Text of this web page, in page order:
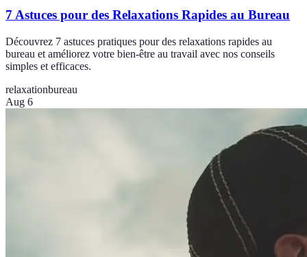
7 Astuces pour des Relaxations Rapides au Bureau
Découvrez 7 astuces pratiques pour des relaxations rapides au
bureau et améliorez votre bien-être au travail avec nos conseils
simples et efficaces.
relaxationbureau
Aug 6